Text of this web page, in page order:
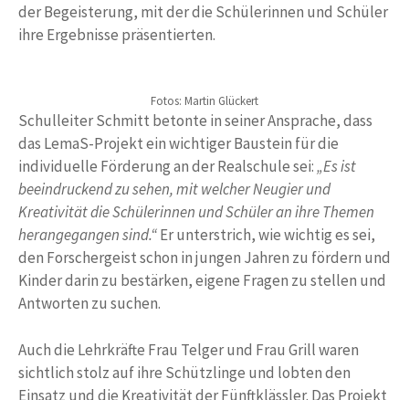
der Begeisterung, mit der die Schülerinnen und Schüler
ihre Ergebnisse präsentierten.
Fotos: Martin Glückert
Schulleiter Schmitt betonte in seiner Ansprache, dass
das LemaS-Projekt ein wichtiger Baustein für die
individuelle Förderung an der Realschule sei:„Es ist
beeindruckend zu sehen, mit welcher Neugier und
Kreativität die Schülerinnen und Schüler an ihre Themen
herangegangen sind.“Er unterstrich, wie wichtig es sei,
den Forschergeist schon in jungen Jahren zu fördern und
Kinder darin zu bestärken, eigene Fragen zu stellen und
Antworten zu suchen.
Auch die Lehrkräfte Frau Telger und Frau Grill waren
sichtlich stolz auf ihre Schützlinge und lobten den
Einsatz und die Kreativität der Fünftklässler. Das Projekt